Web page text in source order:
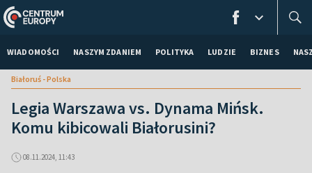
WIADOMOŚCI NASZYM ZDANIEM POLITYKA LUDZIE BIZNES
Białoruś - Polska
Legia Warszawa vs. Dynama Mińsk.
Komu kibicowali Białorusini?
08.11.2024, 11:43